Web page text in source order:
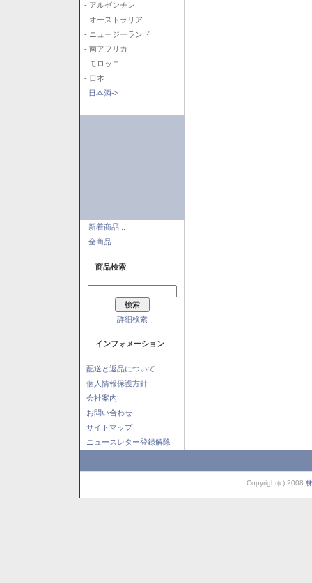
- アルゼンチン
- オーストラリア
- ニュージーランド
- 南アフリカ
- モロッコ
- 日本
日本酒->
新着商品...
全商品...
商品検索
詳細検索
インフォメーション
配送と返品について
個人情報保護方針
会社案内
お問い合わせ
サイトマップ
ニュースレター登録解除
Copyright(c) 2008